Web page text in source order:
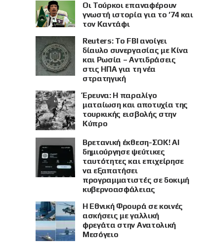
Οι Τούρκοι επαναφέρουν
γνωστή ιστορία για το ’74 και
τον Καντάφι
Reuters: Το FBI ανοίγει
δίαυλο συνεργασίας με Κίνα
και Ρωσία – Αντιδράσεις
στις ΗΠΑ για τη νέα
στρατηγική
Έρευνα: Η παραλίγο
ματαίωση και αποτυχία της
τουρκικής εισβολής στην
Κύπρο
Βρετανική έκθεση-ΣΟΚ! AI
δημιούργησε ψεύτικες
ταυτότητες και επιχείρησε
να εξαπατήσει
προγραμματιστές σε δοκιμή
κυβερνοασφάλειας
Η Εθνική Φρουρά σε κοινές
ασκήσεις με γαλλική
φρεγάτα στην Ανατολική
Μεσόγειο